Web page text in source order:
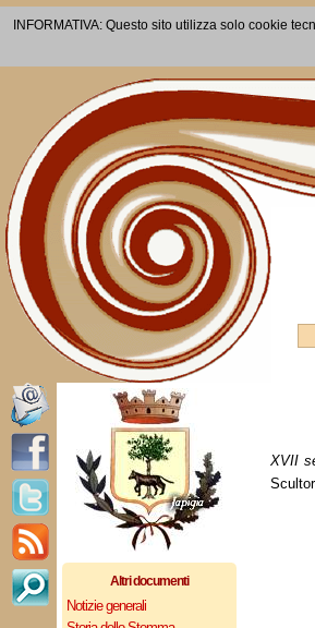
INFORMATIVA: Questo sito utilizza solo cookie
Altri documenti
Notizie generali
XVII